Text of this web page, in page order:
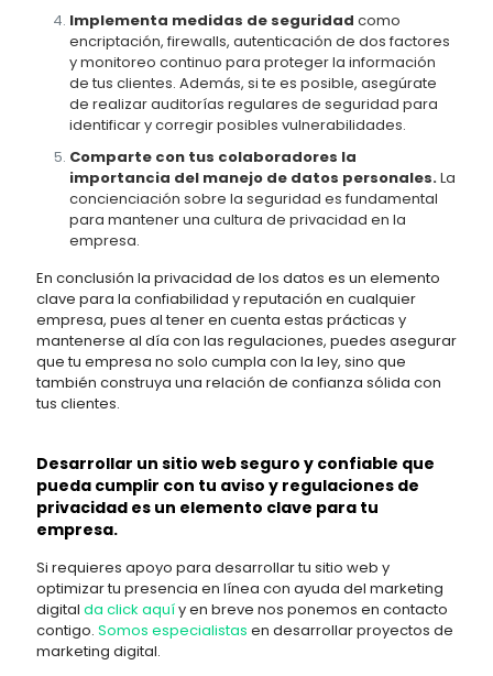
Implementa medidas de seguridad como
encriptación, firewalls, autenticación de dos factores
y monitoreo continuo para proteger la información
de tus clientes. Además, si te es posible, asegúrate
de realizar auditorías regulares de seguridad para
identificar y corregir posibles vulnerabilidades.
Comparte con tus colaboradores la
importancia del manejo de datos personales.La
concienciación sobre la seguridad es fundamental
para mantener una cultura de privacidad en la
empresa.
En conclusión la privacidad de los datos es un elemento
clave para la confiabilidad y reputación en cualquier
empresa, pues al tener en cuenta estas prácticas y
mantenerse al día con las regulaciones, puedes asegurar
que tu empresa no solo cumpla con la ley, sino que
también construya una relación de confianza sólida con
tus clientes.
Desarrollar un sitio web seguro y confiable que
pueda cumplir con tu aviso y regulaciones de
privacidad es un elemento clave para tu
empresa.
Si requieres apoyo para desarrollar tu sitio web y
optimizar tu presencia en línea con ayuda del marketing
digital da click aquíy en breve nos ponemos en contacto
contigo. Somos especialistas en desarrollar proyectos de
marketing digital.